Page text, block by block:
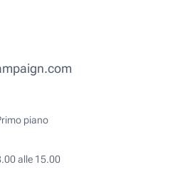
piano
alle 15.00